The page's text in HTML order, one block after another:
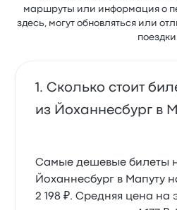
маршруты или информация о
здесь, могут обновляться или
поездки.
Сколько стоит
из Йоханнесбург в
Самые дешевые билеты
Йоханнесбург в Мапуту
2 198 ₽. Средняя цена на